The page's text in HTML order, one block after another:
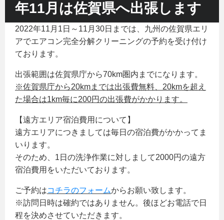
年11月は佐賀県へ出張します
2022年11月1日～11月30日までは、九州の佐賀県エリ
アでエアコン完全分解クリーニングの予約を受け付け
ております。
出張範囲は佐賀県庁から70km圏内までになります。
※佐賀県庁から20kmまでは出張費無料、20kmを超え
た場合は1km毎に200円の出張費がかかります。
【遠方エリア宿泊費用について】
遠方エリアにつきましては毎日の宿泊費がかかってま
いります。
そのため、1日の洗浄作業に対しまして2000円の遠方
宿泊費用をいただいております。
ご予約はコチラのフォームからお願い致します。
※訪問日時は確約ではありません。後ほどお電話で日
程を決めさせていただきます。